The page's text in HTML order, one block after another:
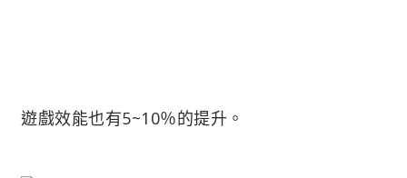
遊戲效能也有5~10％的提升。